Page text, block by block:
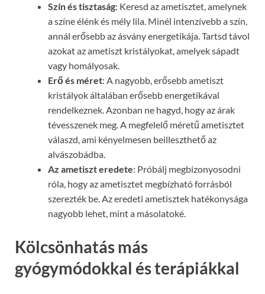
Szín és tisztaság: Keresd az ametisztet, amelynek
a színe élénk és mély lila. Minél intenzívebb a szín,
annál erősebb az ásvány energetikája. Tartsd távol
azokat az ametiszt kristályokat, amelyek sápadt
vagy homályosak.
Erő és méret: A nagyobb, erősebb ametiszt
kristályok általában erősebb energetikával
rendelkeznek. Azonban ne hagyd, hogy az árak
tévesszenek meg. A megfelelő méretű ametisztet
válaszd, ami kényelmesen beilleszthető az
alvászobádba.
Az ametiszt eredete: Próbálj megbizonyosodni
róla, hogy az ametisztet megbízható forrásból
szerezték be. Az eredeti ametisztek hatékonysága
nagyobb lehet, mint a másolatoké.
Kölcsönhatás más
gyógymódokkal és terápiákkal